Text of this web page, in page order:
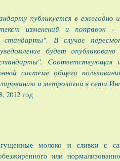
публикуется в ежегодно
изменений и поправок -
стандарты". В случае
будет
Соответствующая
системе общего
и метрологии в сети
2012 год
молоко и сливки с
или